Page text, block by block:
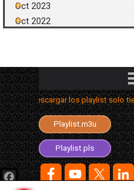
Oct 2023
Oct 2022
descargar los playlist solo tienes
Playlist.aimppl4
Playlist.m3u
Playlist.m3u8
Playlist.pls